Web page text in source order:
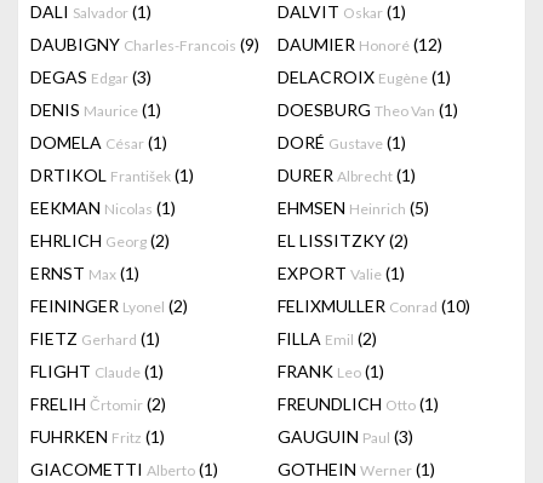
DALI Salvador (1) DALVIT Oskar (1)
DAUBIGNY Charles-Francois (9) DAUMIER Honoré (12)
DEGAS Edgar (3) DELACROIX Eugène (1)
DENIS Maurice (1) DOESBURG Theo Van (1)
DOMELA César (1) DORÉ Gustave (1)
DRTIKOL František (1) DURER Albrecht (1)
EEKMAN Nicolas (1) EHMSEN Heinrich (5)
EHRLICH Georg (2) EL LISSITZKY(2)
ERNST Max (1) EXPORT Valie (1)
FEININGER Lyonel (2) FELIXMULLER Conrad (10)
FIETZ Gerhard (1) FILLA Emil (2)
FLIGHT Claude (1) FRANK Leo (1)
FRELIH Črtomir (2) FREUNDLICH Otto (1)
FUHRKEN Fritz (1) GAUGUIN Paul (3)
GIACOMETTI Alberto (1) GOTHEIN Werner (1)